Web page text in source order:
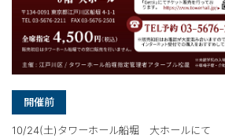
開催前
10/24(土)タワーホール船堀 大ホールにて